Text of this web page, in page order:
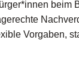
beim
Vorgaben,